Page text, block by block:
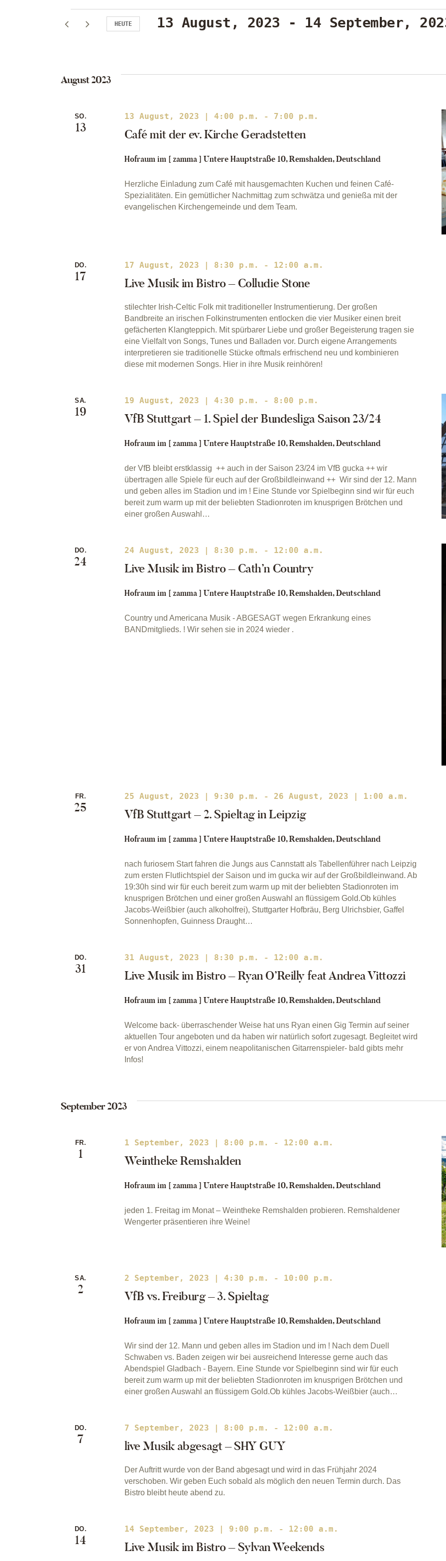
Veranstaltungen
HEUTE 13 August, 2023 - 14 September,
w
h
l
n
.
August 2023
SO.
13 Café mit der ev. Kirche Geradstetten
13 August, 2023 | 4:00 p.m. - 7:00 p.m.
Hofraum im [ zamma ] Untere Hauptstraße 10, Remshalden, Deutschland
Herzliche Einladung zum Café mit hausgemachten Kuchen und feinen Café-
Spezialitäten. Ein gemütlicher Nachmittag zum schwätza und genießa mit der
evangelischen Kirchengemeinde und dem Team.
DO.
17 Live Musik im Bistro – Colludie Stone
17 August, 2023 | 8:30 p.m. - 12:00 a.m.
stilechter Irish-Celtic Folk mit traditioneller Instrumentierung. Der großen
Bandbreite an irischen Folkinstrumenten entlocken die vier Musiker einen breit
gefächerten Klangteppich. Mit spürbarer Liebe und großer Begeisterung tragen sie
eine Vielfalt von Songs, Tunes und Balladen vor. Durch eigene Arrangements
interpretieren sie traditionelle Stücke oftmals erfrischend neu und kombinieren
diese mit modernen Songs. Hier in ihre Musik reinhören!
SA.
19 VfB Stuttgart – 1. Spiel der Bundesliga Saison 23/24
19 August, 2023 | 4:30 p.m. - 8:00 p.m.
Hofraum im [ zamma ] Untere Hauptstraße 10, Remshalden, Deutschland
der VfB bleibt erstklassig ++ auch in der Saison 23/24 im VfB gucka ++ wir
übertragen alle Spiele für euch auf der Großbildleinwand ++ Wir sind der 12. Mann
und geben alles im Stadion und im ! Eine Stunde vor Spielbeginn sind wir für euch
bereit zum warm up mit der beliebten Stadionroten im knusprigen Brötchen und
einer großen Auswahl…
DO.
24 Live Musik im Bistro – Cath’n Country
24 August, 2023 | 8:30 p.m. - 12:00 a.m.
Hofraum im [ zamma ] Untere Hauptstraße 10, Remshalden, Deutschland
Country und Americana Musik - ABGESAGT wegen Erkrankung eines
BANDmitglieds. ! Wir sehen sie in 2024 wieder .
FR.
25 VfB Stuttgart – 2. Spieltag in Leipzig
25 August, 2023 | 9:30 p.m. - 26 August, 2023 | 1:00 a.m.
Hofraum im [ zamma ] Untere Hauptstraße 10, Remshalden, Deutschland
nach furiosem Start fahren die Jungs aus Cannstatt als Tabellenführer nach Leipzig
zum ersten Flutlichtspiel der Saison und im gucka wir auf der Großbildleinwand. Ab
19:30h sind wir für euch bereit zum warm up mit der beliebten Stadionroten im
knusprigen Brötchen und einer großen Auswahl an flüssigem Gold.Ob kühles
Jacobs-Weißbier (auch alkoholfrei), Stuttgarter Hofbräu, Berg Ulrichsbier, Gaffel
Sonnenhopfen, Guinness Draught…
DO.
31 Live Musik im Bistro – Ryan O’Reilly feat Andrea Vittozzi
31 August, 2023 | 8:30 p.m. - 12:00 a.m.
Hofraum im [ zamma ] Untere Hauptstraße 10, Remshalden, Deutschland
Welcome back- überraschender Weise hat uns Ryan einen Gig Termin auf seiner
aktuellen Tour angeboten und da haben wir natürlich sofort zugesagt. Begleitet wird
er von Andrea Vittozzi, einem neapolitanischen Gitarrenspieler- bald gibts mehr
Infos!
September 2023
FR.
1 Weintheke Remshalden
1 September, 2023 | 8:00 p.m. - 12:00 a.m.
Hofraum im [ zamma ] Untere Hauptstraße 10, Remshalden, Deutschland
jeden 1. Freitag im Monat – Weintheke Remshalden probieren. Remshaldener
Wengerter präsentieren ihre Weine!
SA.
2 VfB vs. Freiburg – 3. Spieltag
2 September, 2023 | 4:30 p.m. - 10:00 p.m.
Hofraum im [ zamma ] Untere Hauptstraße 10, Remshalden, Deutschland
Wir sind der 12. Mann und geben alles im Stadion und im ! Nach dem Duell
Schwaben vs. Baden zeigen wir bei ausreichend Interesse gerne auch das
Abendspiel Gladbach - Bayern. Eine Stunde vor Spielbeginn sind wir für euch
bereit zum warm up mit der beliebten Stadionroten im knusprigen Brötchen und
einer großen Auswahl an flüssigem Gold.Ob kühles Jacobs-Weißbier (auch…
DO.
7 live Musik abgesagt – SHY GUY
7 September, 2023 | 8:00 p.m. - 12:00 a.m.
Der Auftritt wurde von der Band abgesagt und wird in das Frühjahr 2024
verschoben. Wir geben Euch sobald als möglich den neuen Termin durch. Das
Bistro bleibt heute abend zu.
DO.
14 Live Musik im Bistro – Sylvan Weekends
14 September, 2023 | 9:00 p.m. - 12:00 a.m.